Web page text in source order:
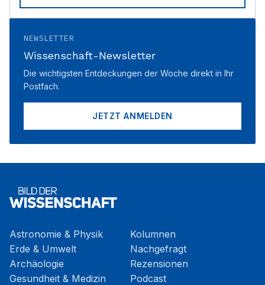
NEWSLETTER
Wissenschaft-Newsletter
Die wichtigsten Entdeckungen der Woche direkt in Ihr
Postfach.
JETZT ANMELDEN
Astronomie & Physik
Erde & Umwelt
Archäologie
Gesundheit & Medizin
Kolumnen
Nachgefragt
Rezensionen
Podcast